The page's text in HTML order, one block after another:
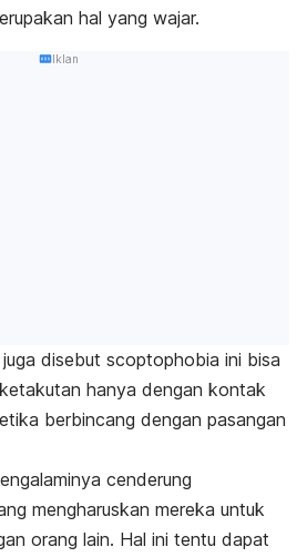
hal yang wajar.
Iklan
disebut scoptophobia ini bisa
hanya dengan kontak
berbincang dengan pasangan
cenderung
mengharuskan mereka untuk
orang lain. Hal ini tentu dapat